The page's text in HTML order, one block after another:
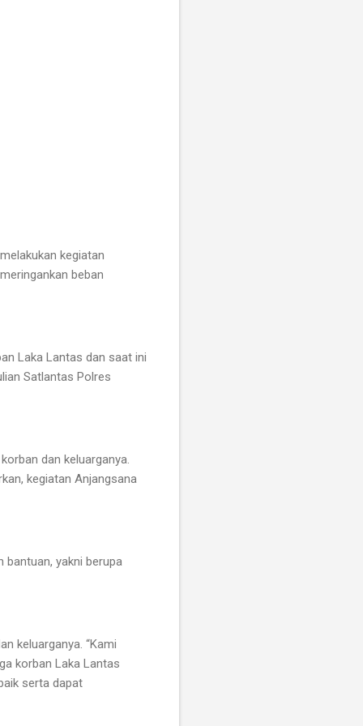
kegiatan
beban
Laka Lantas dan saat ini
Satlantas Polres
dan keluarganya.
kegiatan Anjangsana
bantuan, yakni berupa
keluarganya. “Kami
korban Laka Lantas
serta dapat